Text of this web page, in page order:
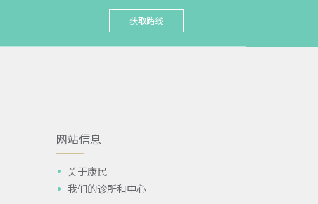
获取路线
网站信息
关于康民
我们的诊所和中心